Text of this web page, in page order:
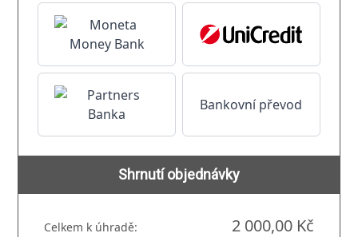
Bankovní převod
Shrnutí objednávky
Celkem k úhradě: 2 000,00 Kč